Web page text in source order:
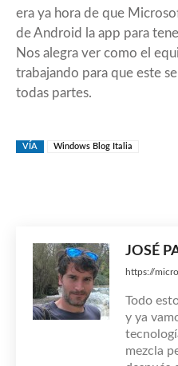
era ya hora de que
de Android la app para
Nos alegra ver como el
trabajando para que este
todas partes.
VÍA Windows Blog Italia
JOSÉ
https://
Todo
y ya
mezcla